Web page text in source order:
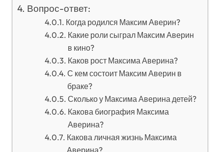
Вопрос-ответ:
Когда родился Максим Аверин?
Какие роли сыграл Максим Аверин
в кино?
Каков рост Максима Аверина?
С кем состоит Максим Аверин в
браке?
Сколько у Максима Аверина детей?
Какова биография Максима
Аверина?
Какова личная жизнь Максима
Аверина?